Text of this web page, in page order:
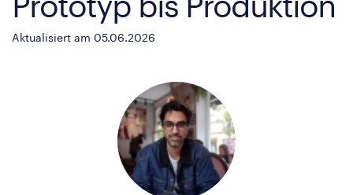
Aktualisiert am 05.06.2026